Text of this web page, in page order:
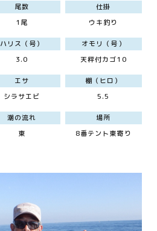
尾数
1尾
仕掛
ウキ釣り
ハリス（号）
3.0
オモリ（号）
天秤付カゴ10
エサ
シラサエビ
棚（ヒロ）
5.5
潮の流れ
東
場所
8番テント東寄り